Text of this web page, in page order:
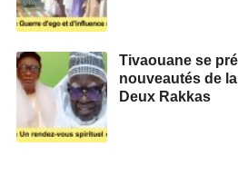
Tivaouane se
nouveautés de
Deux Rakkas